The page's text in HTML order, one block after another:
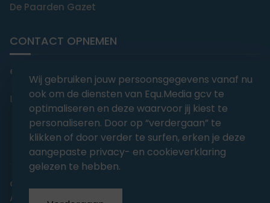
De Paarden Gazet
CONTACT OPNEMEN
editorial@equmedia.be
Langendamdreef 22 9880 Aalter België
abonnementsvoorwaarden
Algemene voorwaarden
Wij gebruiken jouw persoonsgegevens vanaf nu
ook om de diensten van Equ.Media gcv te
optimaliseren en deze waarvoor jij kiest te
personaliseren. Door op “verdergaan” te
klikken of door verder te surfen, erken je deze
aangepaste privacy- en cookieverklaring
gelezen te hebben.